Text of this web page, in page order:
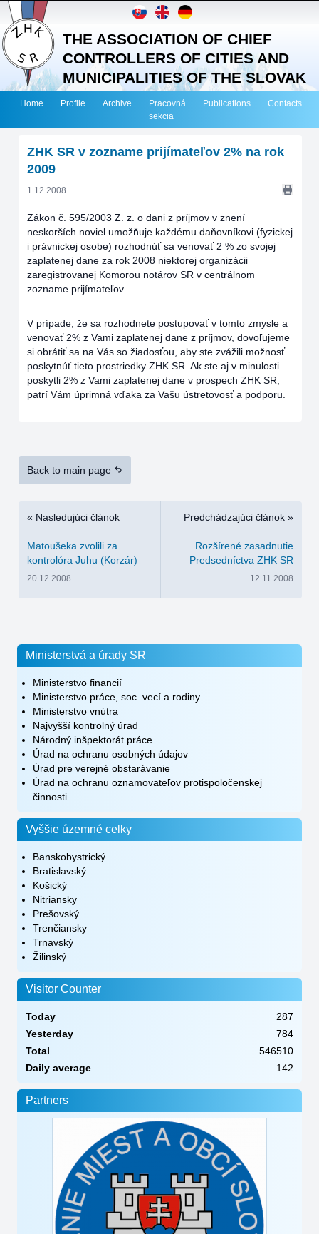
THE ASSOCIATION OF CHIEF
CONTROLLERS OF CITIES AND
MUNICIPALITIES OF THE SLOVAK
REPUBLIC
Home Profile Archive
Pracovná
sekcia
Publications Contacts
Ministerstvá a úrady SR
Ministerstvo financií
Ministerstvo práce, soc. vecí a rodiny
Ministerstvo vnútra
Najvyšší kontrolný úrad
Národný inšpektorát práce
Úrad na ochranu osobných údajov
Úrad pre verejné obstarávanie
Úrad na ochranu oznamovateľov protispoločenskej
činnosti
Vyššie územné celky
Banskobystrický
Bratislavský
Košický
Nitriansky
Prešovský
Trenčiansky
Trnavský
Žilinský
Visitor Counter
Today
287
Yesterday
784
Total
546510
Daily average
142
ZHK SR v zozname prijímateľov 2% na rok
2009
1.12.2008
Zákon č. 595/2003 Z. z. o dani z príjmov v znení
neskorších noviel umožňuje každému daňovníkovi (fyzickej
i právnickej osobe) rozhodnúť sa venovať 2 % zo svojej
zaplatenej dane za rok 2008 niektorej organizácii
zaregistrovanej Komorou notárov SR v centrálnom
zozname prijímateľov.
V prípade, že sa rozhodnete postupovať v tomto zmysle a
venovať 2% z Vami zaplatenej dane z príjmov, dovoľujeme
si obrátiť sa na Vás so žiadosťou, aby ste zvážili možnosť
poskytnúť tieto prostriedky ZHK SR. Ak ste aj v minulosti
poskytli 2% z Vami zaplatenej dane v prospech ZHK SR,
patrí Vám úprimná vďaka za Vašu ústretovosť a podporu.
Back to main page
« Nasledujúci článok
Matoušeka zvolili za
kontrolóra Juhu (Korzár)
20.12.2008
Predchádzajúci článok »
Rozšírené zasadnutie
Predsedníctva ZHK SR
12.11.2008
Partners